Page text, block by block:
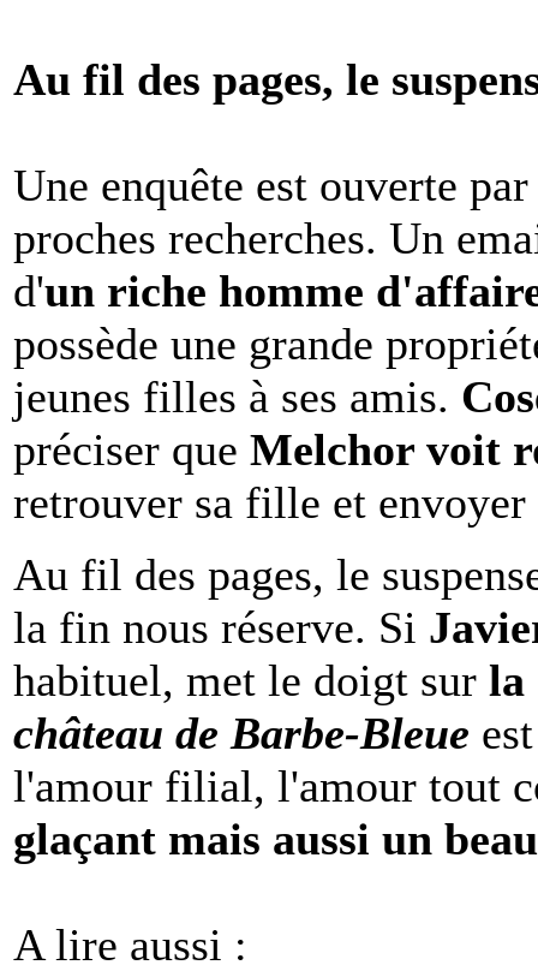
Au fil des pages, le
Une enquête est ouverte
proches recherches. Un
d'un riche homme
possède une grande
jeunes filles à ses amis.
préciser que Melchor voit
retrouver sa fille et envoyer
Au fil des pages, le
la fin nous réserve. Si
habituel, met le doigt sur la
château de Barbe-Bleue
l'amour filial, l'amour tout
glaçant mais aussi un
A lire aussi :